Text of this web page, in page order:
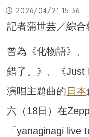
2026/04/21 15:36
記者蒲世芸／綜合
曾為《化物語》
錯了。》、《Just
演唱主題曲的 日本
六（18日）在
「yanaginagi live